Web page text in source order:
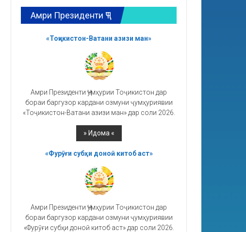
Амри Президенти ҶТ
«Тоҷикистон-Ватани азизи ман»
Амри Президенти Ҷумҳурии Тоҷикистон дар
бораи баргузор кардани озмуни ҷумҳуриявии
«Тоҷикистон-Ватани азизи ман» дар соли 2026.
«Фурӯғи субҳи доноӣ китоб аст»
Амри Президенти Ҷумҳурии Тоҷикистон дар
бораи баргузор кардани озмуни ҷумҳуриявии
«Фурӯғи субҳи доноӣ китоб аст» дар соли 2026.